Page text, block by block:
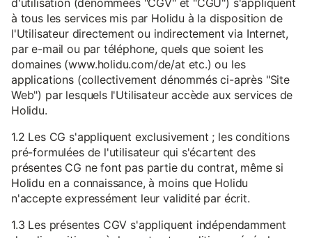
d'utilisation (dénommées "CGV" et "CGU") s'appliquent
à tous les services mis par Holidu à la disposition de
l'Utilisateur directement ou indirectement via Internet,
par e-mail ou par téléphone, quels que soient les
domaines (www.holidu.com/de/at etc.) ou les
applications (collectivement dénommés ci-après "Site
Web") par lesquels l'Utilisateur accède aux services de
Holidu.
1.2 Les CG s'appliquent exclusivement ; les conditions
pré-formulées de l'utilisateur qui s'écartent des
présentes CG ne font pas partie du contrat, même si
Holidu en a connaissance, à moins que Holidu
n'accepte expressément leur validité par écrit.
1.3 Les présentes CGV s'appliquent indépendamment